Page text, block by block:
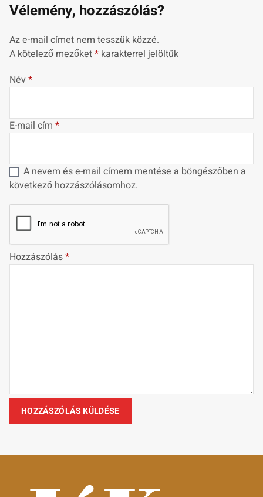
Vélemény, hozzászólás?
Az e-mail címet nem tesszük közzé.
A kötelező mezőket* karakterrel jelöltük
Név*
E-mail cím *
A nevem és e-mail címem mentése a böngészőben a
következő hozzászólásomhoz.
Hozzászólás*